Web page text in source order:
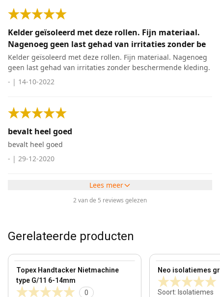
Kelder geïsoleerd met deze rollen. Fijn materiaal.
Nagenoeg geen last gehad van irritaties zonder be
Kelder geïsoleerd met deze rollen. Fijn materiaal. Nagenoeg
geen last gehad van irritaties zonder beschermende kleding.
- | 14-10-2022
bevalt heel goed
bevalt heel goed
- | 29-12-2020
Lees meer
2 van de 5 reviews gelezen
Gerelateerde producten
Topex Handtacker Nietmachine
type G/11 6-14mm
0
View product Neo isolatiemes
Soort: Isolatiemes
View product